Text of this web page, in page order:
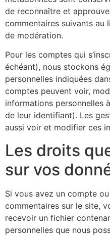
de reconnaître et
commentaires suivants au
de modération.
Pour les comptes qui
échéant), nous stockons
personnelles indiquées
comptes peuvent voir,
informations personnelles
de leur identifiant). Les
aussi voir et modifier ces
Les droits
sur vos
Si vous avez un compte
commentaires sur le site,
recevoir un fichier
personnelles que nous